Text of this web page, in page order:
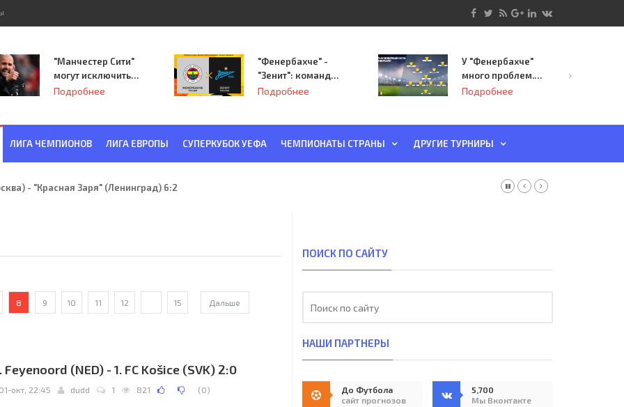
"Манчестер Сити"
могут исключить
из Лиги
Подробнее
"Фенербахче" -
"Зенит": команда
Семака начинает
Подробнее
У "Фенербахче"
много проблем.
Но он опасен для
Подробнее
ЛИГА ЧЕМПИОНОВ ЛИГА ЕВРОПЫ СУПЕРКУБОК УЕФА ЧЕМПИОНАТЫ СТРАНЫ ДРУГИЕ ТУРНИРЫ
8 9 10 11 12 15 Дальше
Feyenoord (NED) - 1. FC Košice (SVK) 2:0
01-окт, 22:45 dudd 1 821 (0)
ПОИСК ПО САЙТУ
НАШИ ПАРТНЕРЫ
До Футбола
сайт прогнозов
5,700
Мы Вконтакте